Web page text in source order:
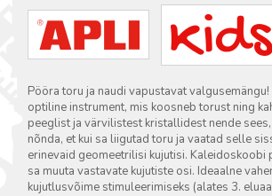
Pööra toru ja naudi vapustavat
optiline instrument, mis koosneb torust ning
peeglist ja värvilistest kristallidest nende
nõnda, et kui sa liigutad toru ja vaatad selle
erinevaid geomeetrilisi kujutisi. Kaleidoskoobi
sa muuta vastavate kujutiste osi. Ideaalne
kujutlusvõime stimuleerimiseks (alates 3.